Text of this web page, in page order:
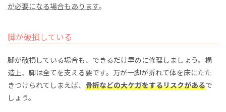
が必要になる場合もあります。
脚が破損している
脚が破損している場合も、できるだけ早めに修理しましょう。構
造上、脚は全てを支える要です。万が一脚が折れて体を床にたた
きつけられてしまえば、 骨折などの大ケガをするリスクがあるで
しょう。